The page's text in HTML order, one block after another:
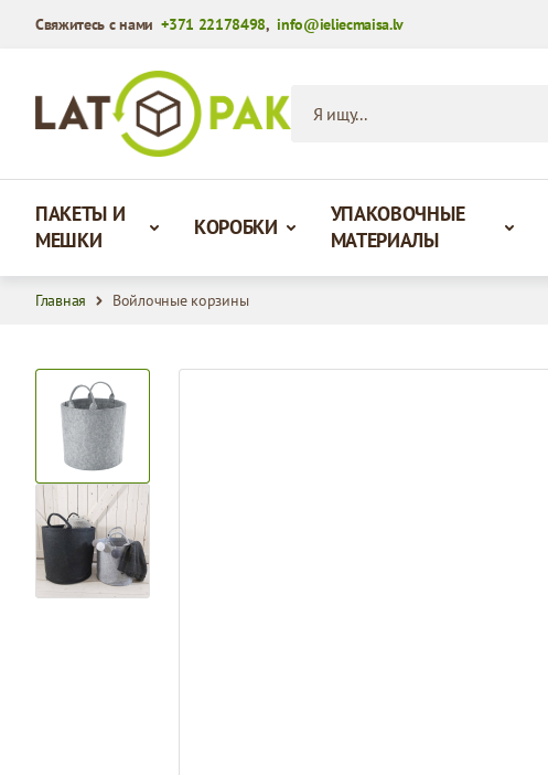
Свяжитесь с нами+371 22178498,info@ieliecmaisa.lv
ПАКЕТЫ И
МЕШКИ
КОРОБКИ
УПАКОВОЧНЫЕ
МАТЕРИАЛЫ
Главная Войлочные корзины
View larger image
View larger image